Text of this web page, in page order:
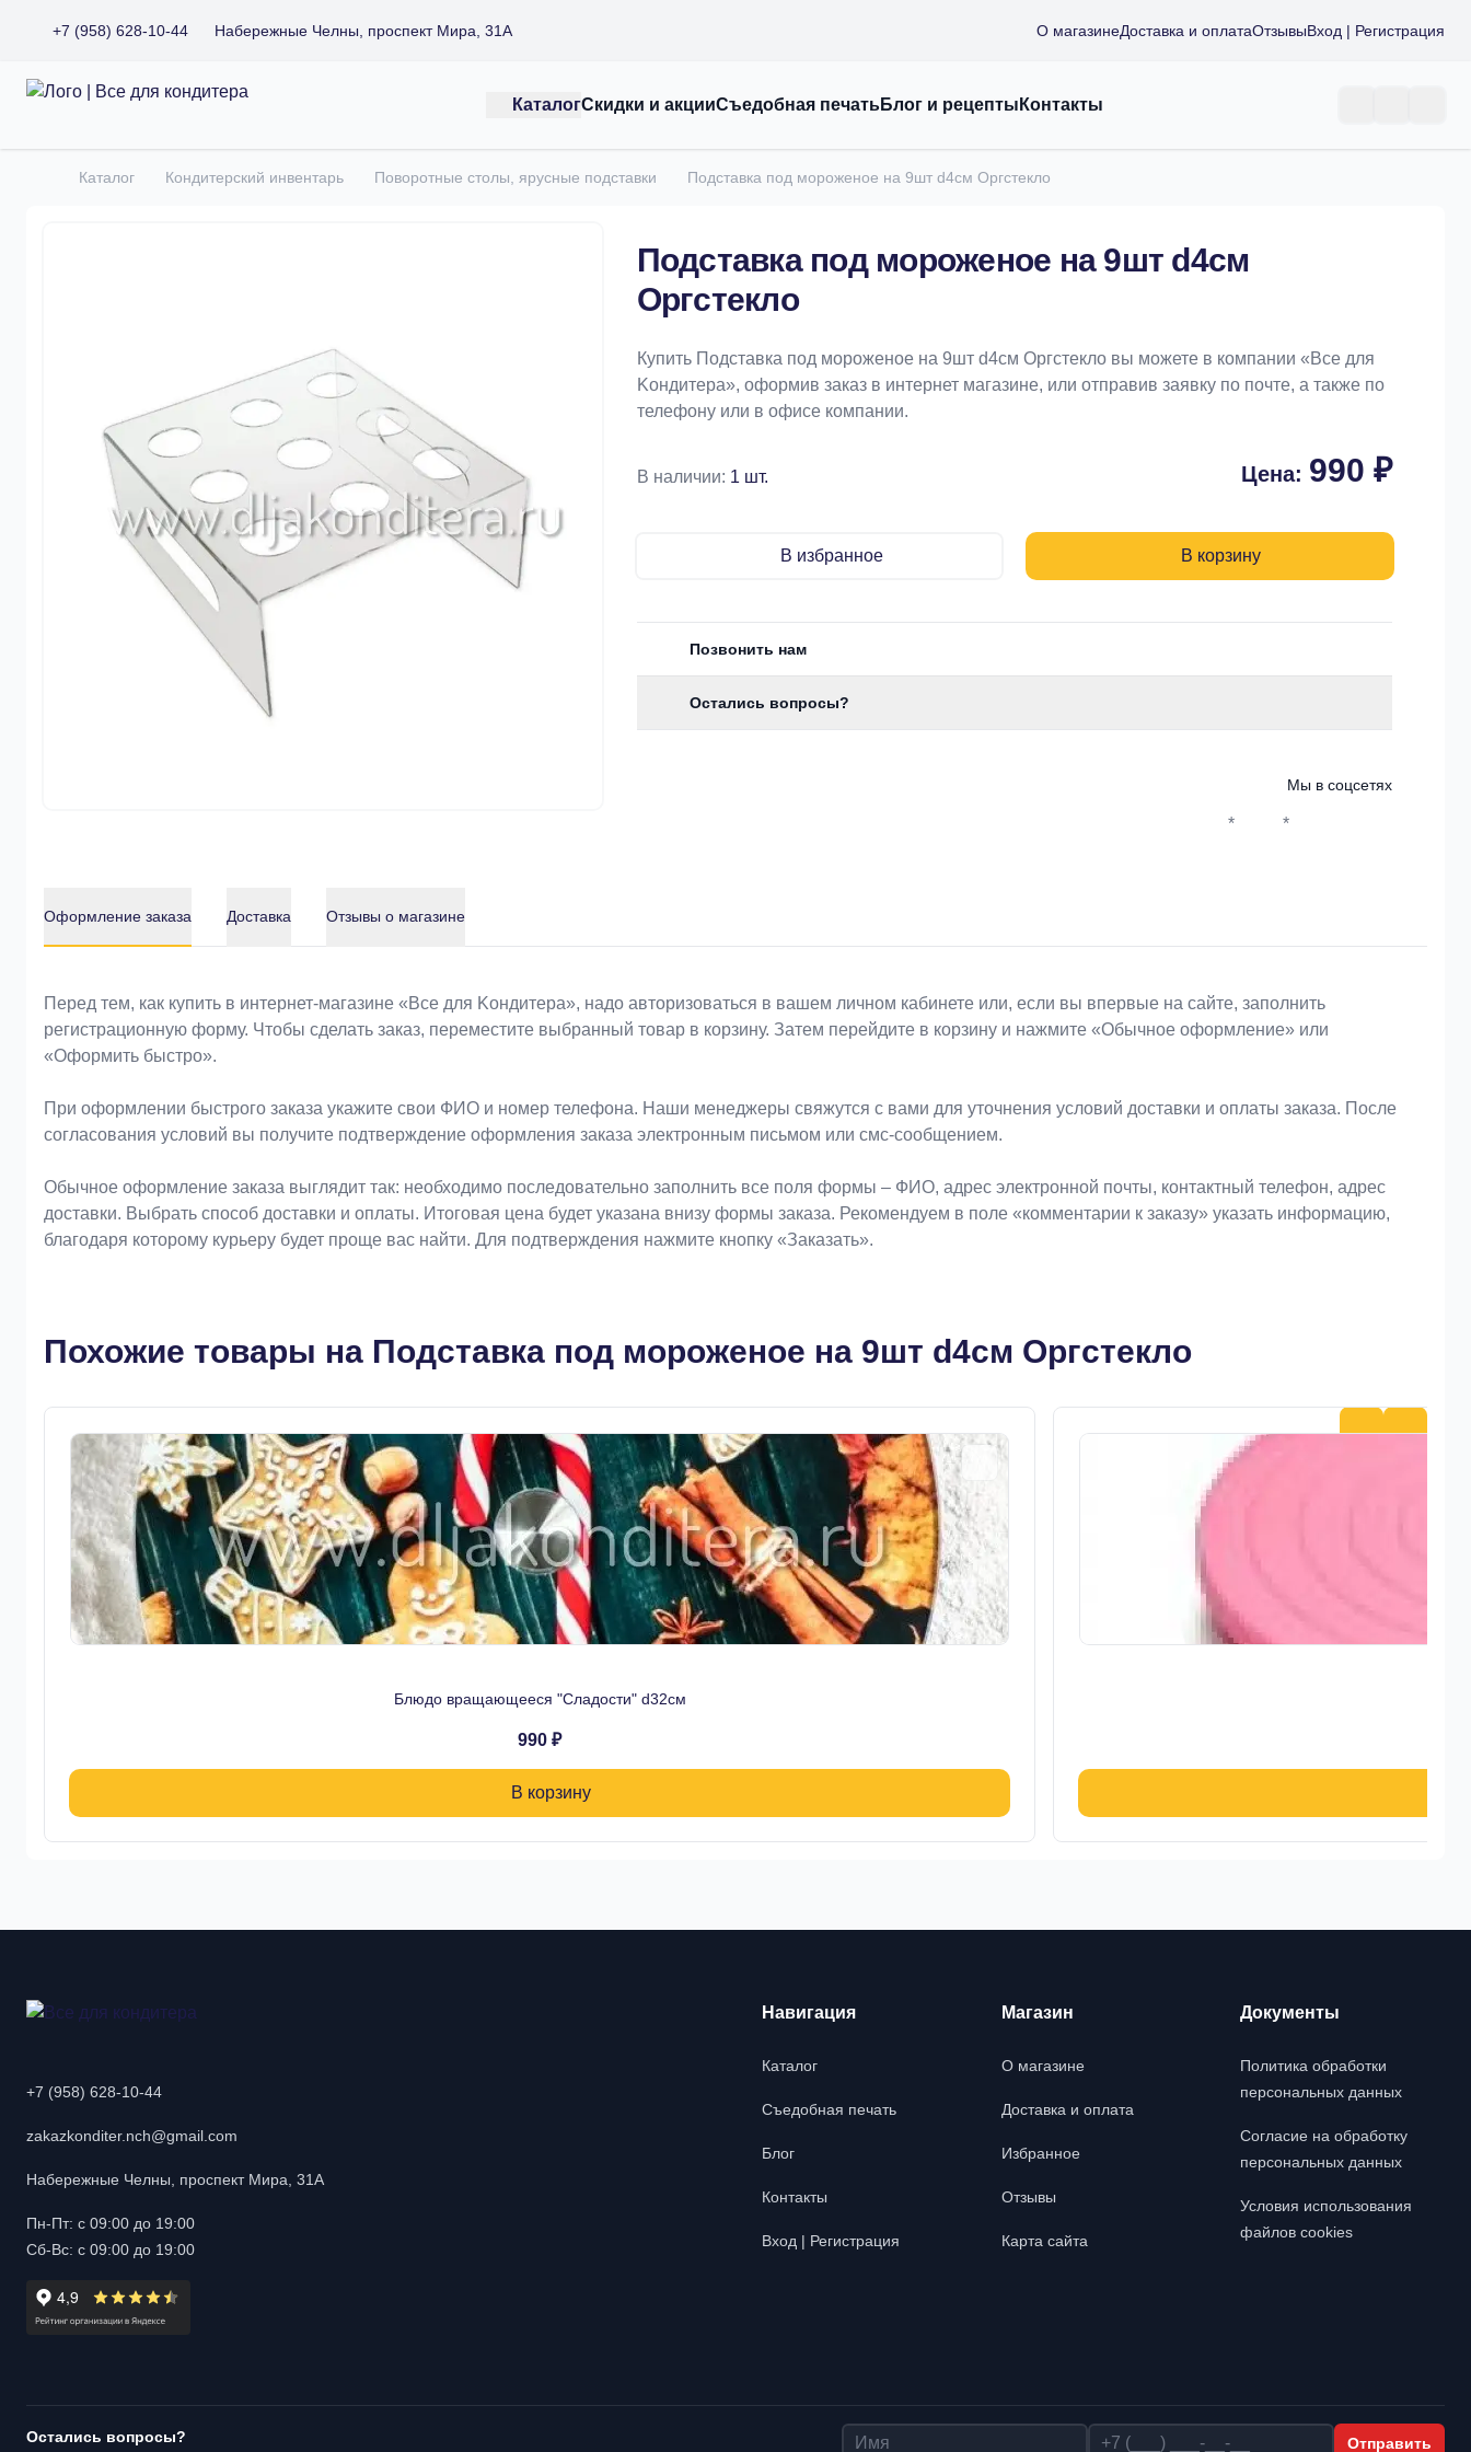
+7 (958) 628-10-44 Набережные Челны, проспект Мира, 31А О магазинеДоставка и оплатаОтзывыВход | Регистрация
Все для кондитера
КаталогСкидки и акцииСъедобная печатьБлог и рецепты Контакты
Главная
Каталог Кондитерский инвентарь Поворотные столы, ярусные подставки Подставка под мороженое на 9шт d4см Оргстекло
Подставка под мороженое на 9шт d4см
Оргстекло
Купить Подставка под мороженое на 9шт d4см Оргстекло вы можете в компании «Bce для
Koндитeрa», оформив заказ в интернет магазине, или отправив заявку по почте, а также по
телефону или в офисе компании.
В наличии: 1 шт. Цена: 990 ₽
В избранное В корзину
Позвонить нам
Остались вопросы?
Мы в соцсетях
* *
Оформление заказа Доставка Отзывы о магазине
Оформление заказа
Перед тем, как купить в интернет-магазине «Bce для Koндитeрa», надо авторизоваться в вашем личном кабинете или, если вы впервые на сайте, заполнить
регистрационную форму. Чтобы сделать заказ, переместите выбранный товар в корзину. Затем перейдите в корзину и нажмите «Обычное оформление» или
«Оформить быстро».
При оформлении быстрого заказа укажите свои ФИО и номер телефона. Наши менеджеры свяжутся с вами для уточнения условий доставки и оплаты заказа. После
согласования условий вы получите подтверждение оформления заказа электронным письмом или смс-сообщением.
Обычное оформление заказа выглядит так: необходимо последовательно заполнить все поля формы – ФИО, адрес электронной почты, контактный телефон, адрес
доставки. Выбрать способ доставки и оплаты. Итоговая цена будет указана внизу формы заказа. Рекомендуем в поле «комментарии к заказу» указать информацию,
благодаря которому курьеру будет проще вас найти. Для подтверждения нажмите кнопку «Заказать».
Похожие товары на Подставка под мороженое на 9шт d4см Оргстекло
Блюдо вращающееся "Сладости" d32см
990 ₽
В корзину
+7 (958) 628-10-44
zakazkonditer.nch@gmail.com
Набережные Челны, проспект Мира, 31А
Пн-Пт: с 09:00 до 19:00
Сб-Вс: с 09:00 до 19:00
Навигация
Каталог
Съедобная печать
Блог
Контакты
Вход | Регистрация
Магазин
О магазине
Доставка и оплата
Избранное
Отзывы
Карта сайта
Документы
Политика обработки
персональных данных
Согласие на обработку
персональных данных
Условия использования
файлов cookies
Остались вопросы? Имя Телефон Отправить